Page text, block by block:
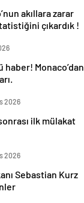
akıllara zarar
çıkardık !
haber! Monaco’dan
2026
ilk mülakat
2026
Sebastian Kurz